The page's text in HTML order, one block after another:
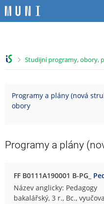
>
Studijní programy, obory,
Programy a plány (nová
obory
Programy a plány
FF B0111A190001 B-PG_
Název anglicky: Pedagogy
bakalářský, 3 r., Bc.,